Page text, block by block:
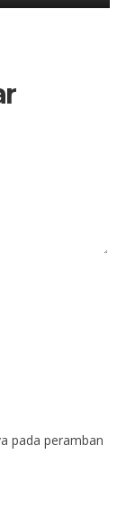
pada peramban